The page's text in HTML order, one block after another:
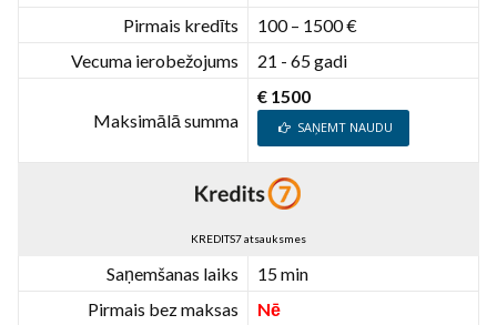
Pirmais kredīts
100 – 1500 €
Vecuma ierobežojums
21 - 65 gadi
Maksimālā summa
€ 1500
SAŅEMT NAUDU
KREDITS7 atsauksmes
Saņemšanas laiks
15 min
Pirmais bez maksas
Nē